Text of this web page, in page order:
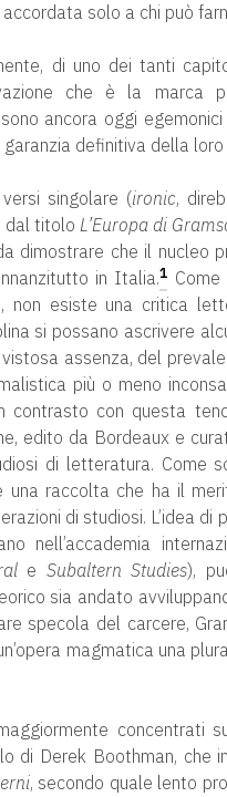
accordata solo a chi può
di uno dei tanti
che è la marca
ancora oggi
garanzia definitiva della
singolare (ironic,
dal titolo L’Europa di
dimostrare che il nucleo
in Italia.1
non esiste una critica
si possano ascrivere
assenza, del
più o meno
contrasto con questa
edito da Bordeaux e
di letteratura. Come
raccolta che ha il
di studiosi. L’idea
nell’accademia
e Subaltern Studies),
sia andato
specola del carcere,
magmatica una
concentrati
di Derek Boothman, che
, secondo quale lento